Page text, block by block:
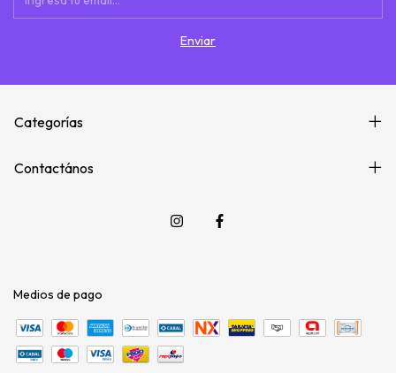
Categorías
Contactános
Medios de pago